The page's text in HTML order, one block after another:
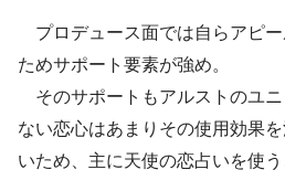
プロデュース面では自らアピ
ためサポート要素が強め。
そのサポートもアルストのユ
ない恋心はあまりその使用効果
いため、主に天使の恋占いを使う